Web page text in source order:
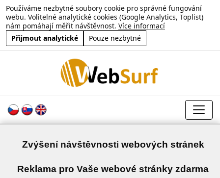
Používáme nezbytné soubory cookie pro správné fungování
webu. Volitelné analytické cookies (Google Analytics, Toplist)
nám pomáhají měřit návštěvnost. Více informací
Přijmout analytické
Pouze nezbytné
Zvýšení návštěvnosti webových stránek
Reklama pro Vaše webové stránky zdarma